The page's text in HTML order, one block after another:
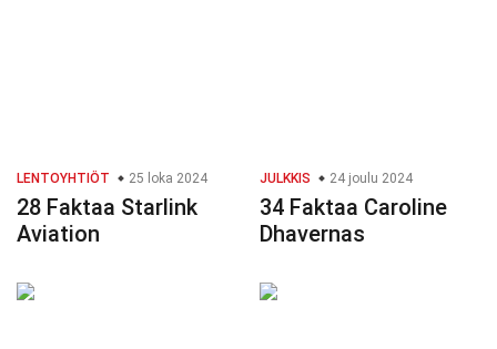
LENTOYHTIÖT 25 loka 2024
28 Faktaa Starlink
Aviation
JULKKIS 24 joulu 2024
34 Faktaa Caroline
Dhavernas